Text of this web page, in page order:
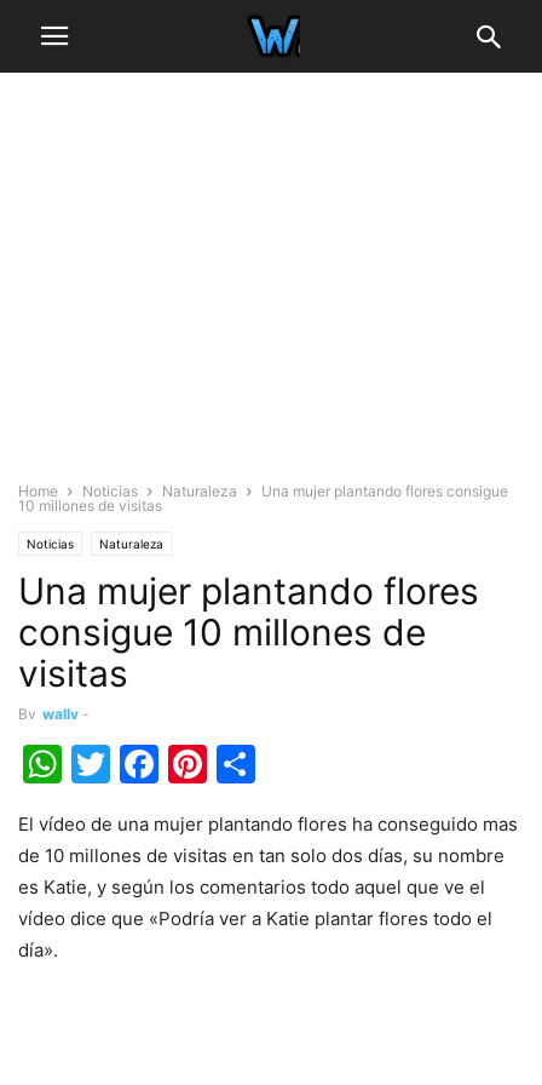
Home Noticias Naturaleza
Una mujer plantando flores consigue
10 millones de visitas
Noticias Naturaleza
Una mujer plantando flores
consigue 10 millones de
visitas
By wally -
WhatsApp
Twitter
Facebook
Pinterest
El vídeo de una mujer plantando flores ha conseguido mas
de 10 millones de visitas en tan solo dos días, su nombre
es Katie, y según los comentarios todo aquel que ve el
vídeo dice que «Podría ver a Katie plantar flores todo el
día».